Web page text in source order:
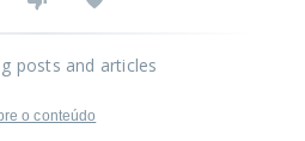
posts and articles
o conteúdo